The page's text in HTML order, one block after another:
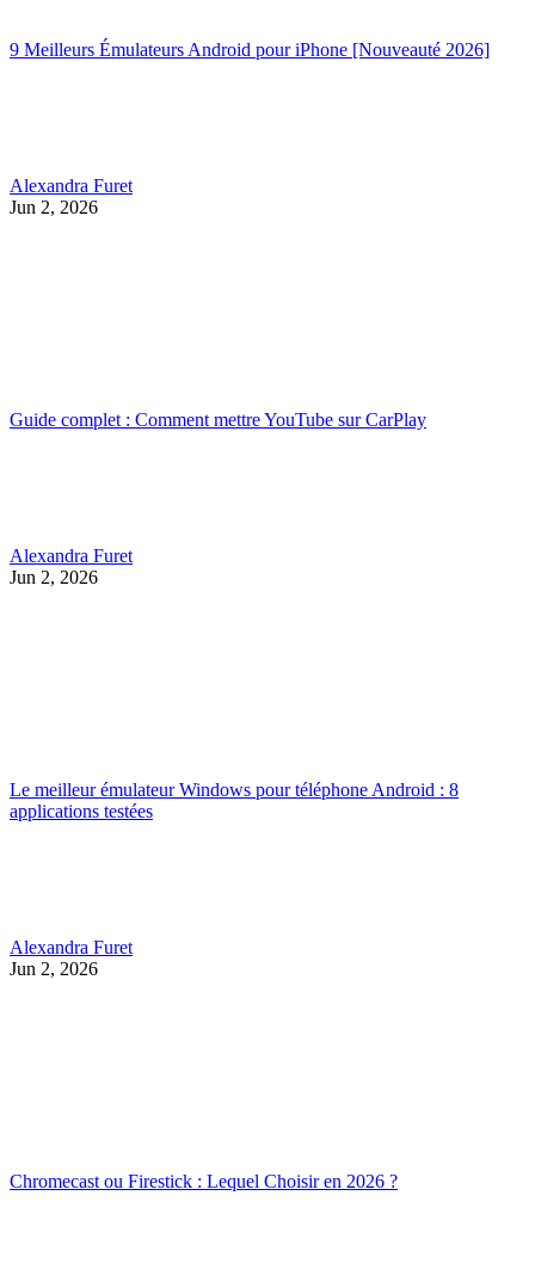
9 Meilleurs Émulateurs Android pour iPhone [Nouveauté 2026]
Alexandra Furet
Jun 2, 2026
Guide complet : Comment mettre YouTube sur CarPlay
Alexandra Furet
Jun 2, 2026
Le meilleur émulateur Windows pour téléphone Android : 8
applications testées
Alexandra Furet
Jun 2, 2026
Chromecast ou Firestick : Lequel Choisir en 2026 ?